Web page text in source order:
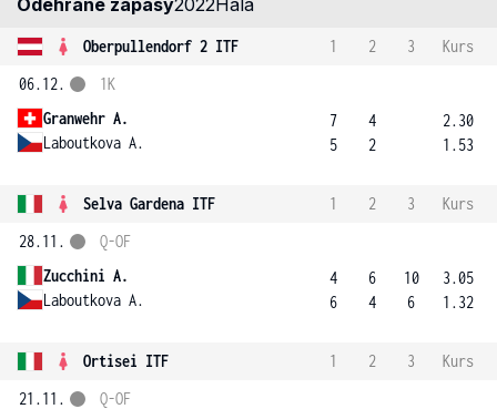
Odehrané zápasy2022Hala
Oberpullendorf 2 ITF 1 2 3
Kurs
06.12.
Granwehr A.
Laboutkova A.
1K
7
5
4
2
2.30
1.53
Selva Gardena ITF 1 2 3
Kurs
28.11.
Zucchini A.
Laboutkova A.
Q-OF
4
6
6
4
10
6
3.05
1.32
Ortisei ITF 1 2 3
Kurs
21.11.
Q-OF